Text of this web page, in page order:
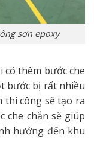
sơn epoxy
có thêm bước che
bước bị rất nhiều
thi công sẽ tạo ra
che chắn sẽ giúp
hưởng đến khu